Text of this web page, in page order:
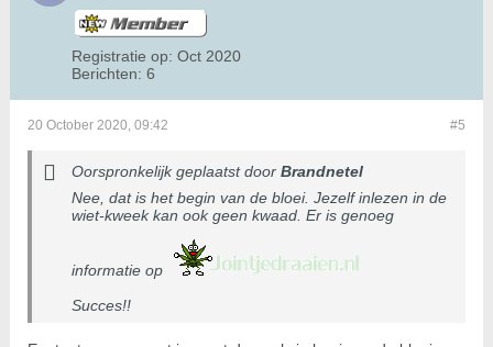
Registratie op: Oct 2020
Berichten: 6
#5
20 October 2020, 09:42
Oorspronkelijk geplaatst door Brandnetel
Nee, dat is het begin van de bloei. Jezelf inlezen in de
wiet-kweek kan ook geen kwaad. Er is genoeg
informatie op
Succes!!